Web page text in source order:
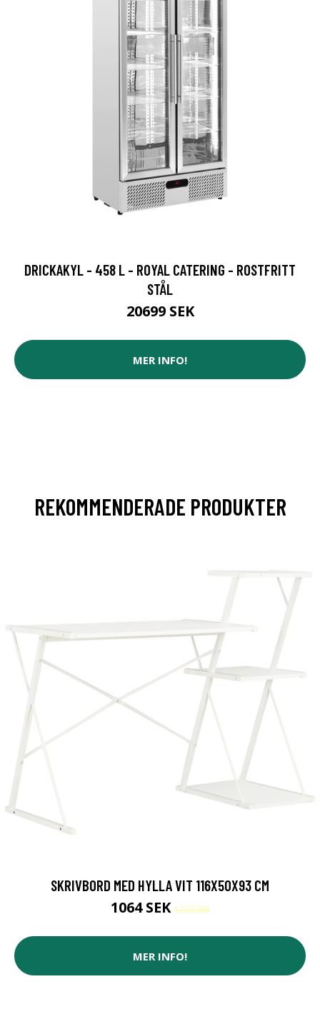
DRICKAKYL - 458 L - ROYAL CATERING - ROSTFRITT
STÅL
20699 SEK
MER INFO!
REKOMMENDERADE PRODUKTER
SKRIVBORD MED HYLLA VIT 116X50X93 CM
1064 SEK1239 SEK
MER INFO!